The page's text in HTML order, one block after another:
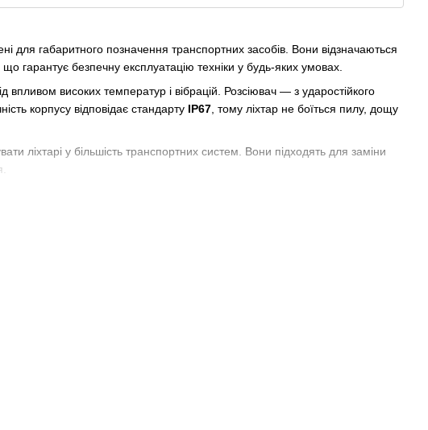
для габаритного позначення транспортних засобів. Вони відзначаються
гарантує безпечну експлуатацію техніки у будь-яких умовах.
впливом високих температур і вібрацій. Розсіювач — з ударостійкого
корпусу відповідає стандарту IP67, тому ліхтар не боїться пилу, дощу
ліхтарі у більшість транспортних систем. Вони підходять для заміни